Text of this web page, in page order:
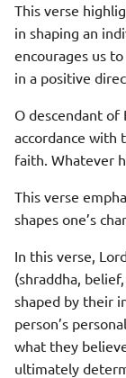
This verse
in shaping an
encourages us
in a positive
O descendant of
accordance with
faith. Whatever
This verse
shapes one’s
In this verse,
(shraddha,
shaped by their
person’s
what they
ultimately